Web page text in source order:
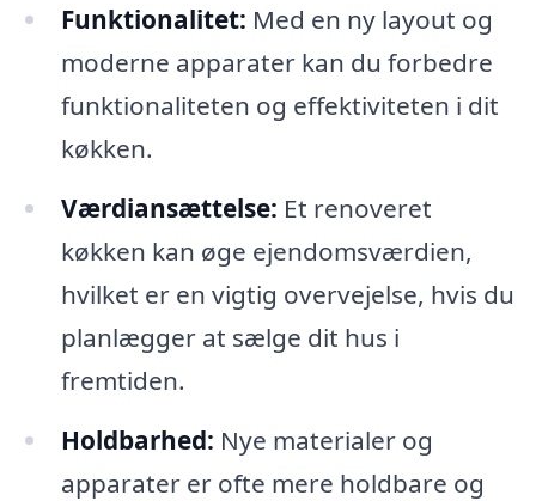
Funktionalitet: Med en ny layout og
moderne apparater kan du forbedre
funktionaliteten og effektiviteten i dit
køkken.
Værdiansættelse: Et renoveret
køkken kan øge ejendomsværdien,
hvilket er en vigtig overvejelse, hvis du
planlægger at sælge dit hus i
fremtiden.
Holdbarhed: Nye materialer og
apparater er ofte mere holdbare og